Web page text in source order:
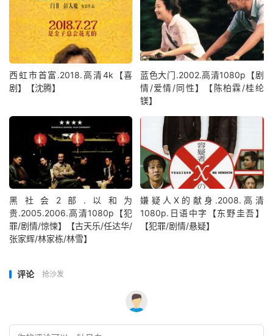
西虹市首富.2018.高清4k【喜
剧】【沈腾】
蓝色大门.2002.高清1080p【剧
情/爱情/同性】【陈柏霖/桂纶
镁】
黑社会2部.以和为
贵.2005.2006.高清1080p【犯
罪/剧情/惊悚】【古天乐/任达华/
张家辉/林家栋/林雪】
嫌疑人X的献身.2008.高清
1080p.日语中字【东野圭吾】
【犯罪/剧情/悬疑】
评论 抢沙发